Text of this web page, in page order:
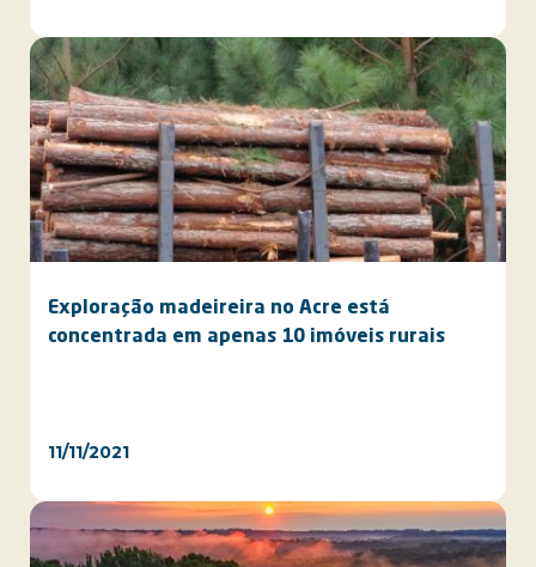
Exploração madeireira no Acre está
concentrada em apenas 10 imóveis rurais
11/11/2021